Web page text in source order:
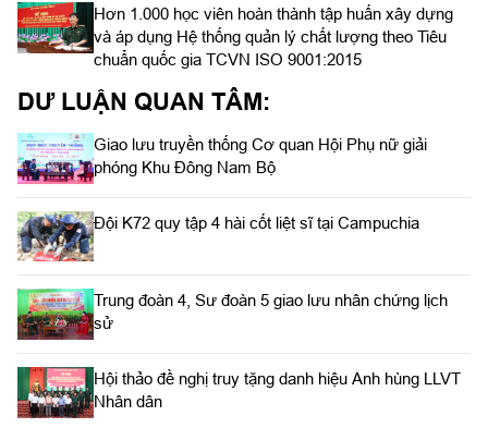
Hơn 1.000 học viên hoàn thành tập huấn xây dựng
và áp dụng Hệ thống quản lý chất lượng theo Tiêu
chuẩn quốc gia TCVN ISO 9001:2015
DƯ LUẬN QUAN TÂM:
Giao lưu truyền thống Cơ quan Hội Phụ nữ giải
phóng Khu Đông Nam Bộ
Đội K72 quy tập 4 hài cốt liệt sĩ tại Campuchia
Trung đoàn 4, Sư đoàn 5 giao lưu nhân chứng lịch
sử
Hội thảo đề nghị truy tặng danh hiệu Anh hùng LLVT
Nhân dân